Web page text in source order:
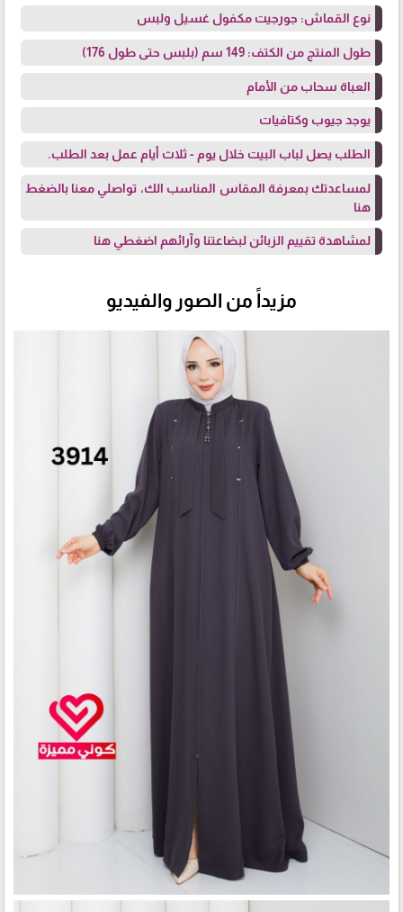
نوع القماش: جورجيت مكفول غسيل ولبس
طول المنتج من الكتف: 149 سم (بلبس حتى طول 176)
العباة سحاب من الأمام
يوجد جيوب وكتافيات
الطلب يصل لباب البيت خلال يوم - ثلاث أيام عمل بعد الطلب.
لمساعدتك بمعرفة المقاس المناسب الك، تواصلي معنابالضغط
هنا
لمشاهدة تقييم الزبائن لبضاعتنا وآرائهم اضغطي هنا
مزيداً من الصور والفيديو